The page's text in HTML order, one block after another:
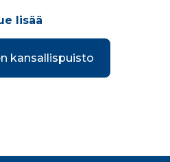
lisää
kansallispuisto